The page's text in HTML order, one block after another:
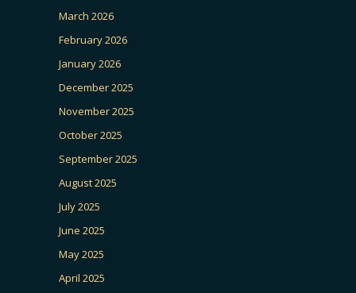
March 2026
February 2026
January 2026
December 2025
November 2025
October 2025
September 2025
August 2025
July 2025
June 2025
May 2025
April 2025